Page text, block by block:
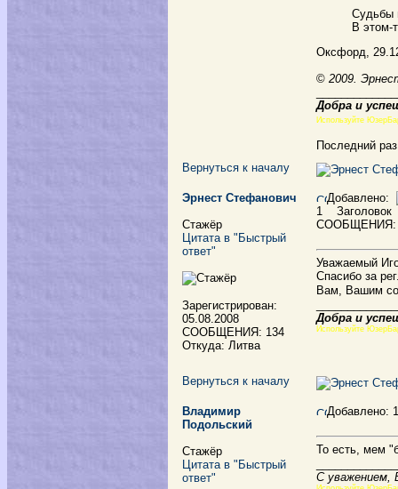
Судьбы
В этом-
Оксфорд,
© 2009.
Добра и
Используйте
Последний
Вернуться к началу
Эрнест Стефанович
Стажёр
Цитата в "Быстрый
ответ"
Зарегистрирован:
05.08.2008
СООБЩЕНИЯ: 134
Откуда: Литва
Добавлено:
1
Заголовок
СООБЩЕНИЯ:
Уважаемый
Спасибо за
Вам, Вашим
Добра и
Используйте
Вернуться к началу
Владимир
Подольский
Стажёр
Цитата в "Быстрый
ответ"
Добавлено: 1
То есть, мем
С уважением,